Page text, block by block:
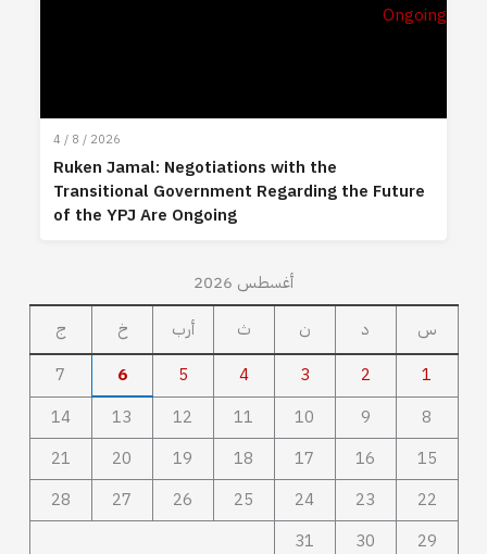
4 / 8 / 2026
Ruken Jamal: Negotiations with the
Transitional Government Regarding the Future
of the YPJ Are Ongoing
أغسطس 2026
س
د ن ث أرب خ
ج
1
2
3
4
5
6
7
8
9
10
11
12
13
14
15
16
17
18
19
20
21
22
23
24
25
26
27
28
29
30
31